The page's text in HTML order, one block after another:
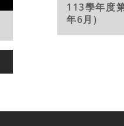
113學年度
年6月)